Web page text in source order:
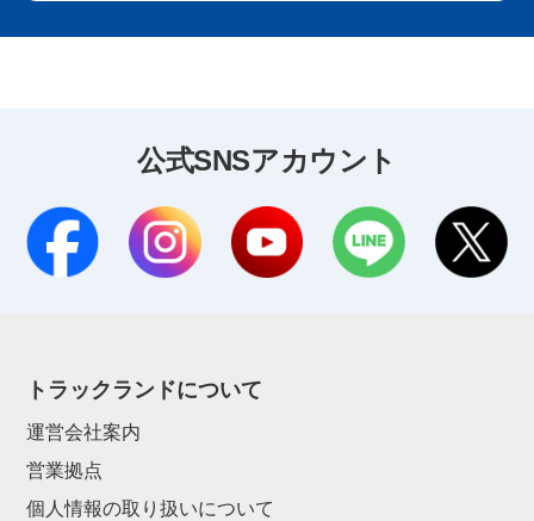
公式SNSアカウント
トラックランドについて
運営会社案内
営業拠点
個人情報の取り扱いについて